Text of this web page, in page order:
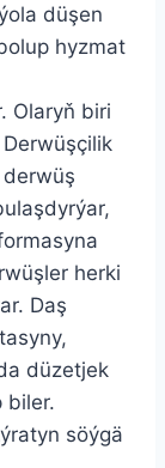
düşen
hyzmat
Olaryň biri
herki
Daş
düzetjek
biler.
söýgä